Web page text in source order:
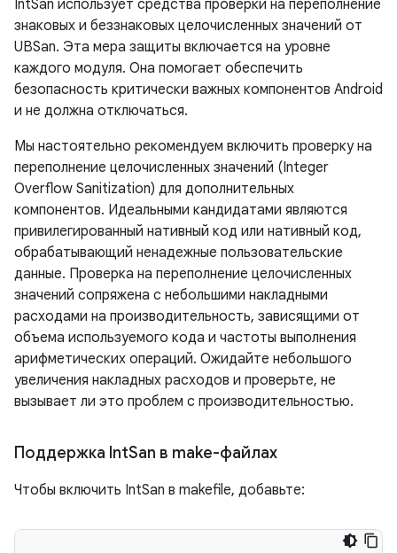
IntSan использует средства проверки на переполнение
знаковых и беззнаковых целочисленных значений от
UBSan. Эта мера защиты включается на уровне
каждого модуля. Она помогает обеспечить
безопасность критически важных компонентов Android
и не должна отключаться.
Мы настоятельно рекомендуем включить проверку на
переполнение целочисленных значений (Integer
Overflow Sanitization) для дополнительных
компонентов. Идеальными кандидатами являются
привилегированный нативный код или нативный код,
обрабатывающий ненадежные пользовательские
данные. Проверка на переполнение целочисленных
значений сопряжена с небольшими накладными
расходами на производительность, зависящими от
объема используемого кода и частоты выполнения
арифметических операций. Ожидайте небольшого
увеличения накладных расходов и проверьте, не
вызывает ли это проблем с производительностью.
Поддержка IntSan в make-файлах
Чтобы включить IntSan в makefile, добавьте: